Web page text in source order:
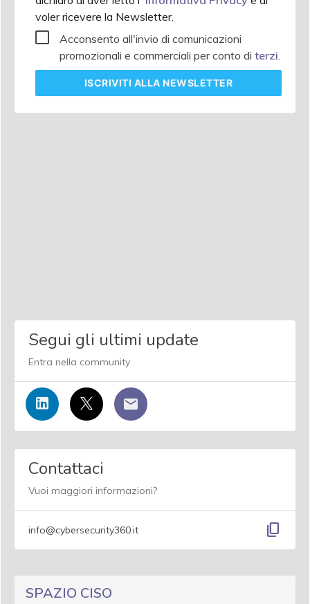
voler ricevere la Newsletter.
Acconsento all'invio di comunicazioni
promozionali e commerciali per conto di terzi.
ISCRIVITI ALLA NEWSLETTER
Segui gli ultimi update
Entra nella community
Contattaci
Vuoi maggiori informazioni?
info@cybersecurity360.it content_copy
SPAZIO CISO